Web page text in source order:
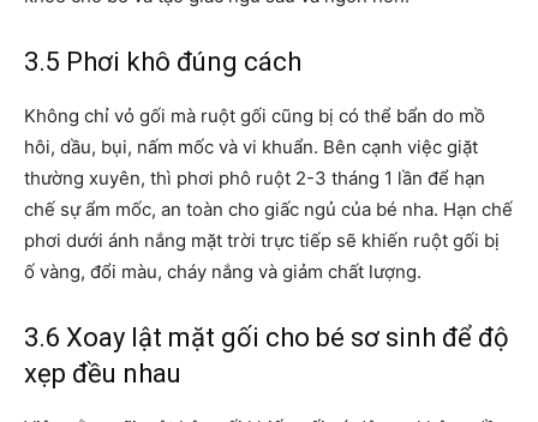
3.5 Phơi khô đúng cách
Không chỉ vỏ gối mà ruột gối cũng bị có thể bẩn do mồ
hôi, dầu, bụi, nấm mốc và vi khuẩn. Bên cạnh việc giặt
thường xuyên, thì phơi phô ruột 2-3 tháng 1 lần để hạn
chế sự ẩm mốc, an toàn cho giấc ngủ của bé nha. Hạn chế
phơi dưới ánh nắng mặt trời trực tiếp sẽ khiến ruột gối bị
ố vàng, đổi màu, cháy nắng và giảm chất lượng.
3.6 Xoay lật mặt gối cho bé sơ sinh để độ
xẹp đều nhau